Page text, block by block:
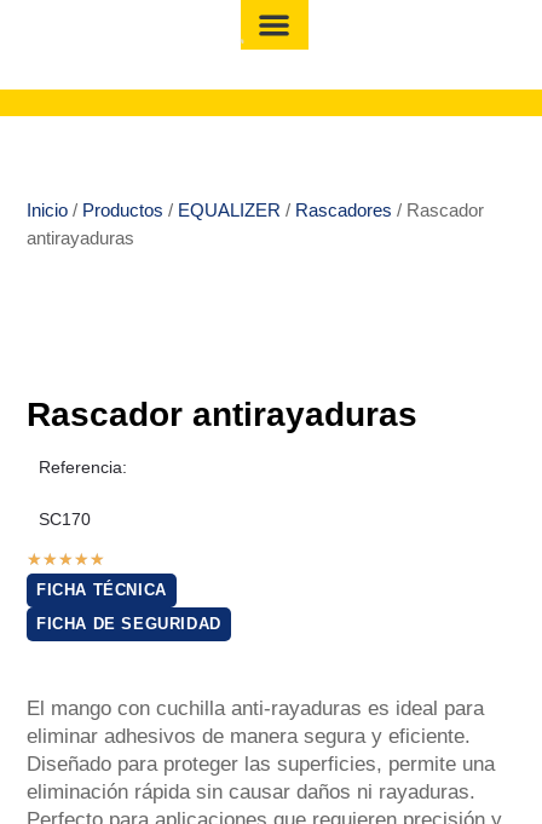
Inicio / Productos / EQUALIZER / Rascadores / Rascador
antirayaduras
Rascador antirayaduras
Referencia:
SC170
★★★★★
FICHA TÉCNICA
FICHA DE SEGURIDAD
El mango con cuchilla anti-rayaduras es ideal para
eliminar adhesivos de manera segura y eficiente.
Diseñado para proteger las superficies, permite una
eliminación rápida sin causar daños ni rayaduras.